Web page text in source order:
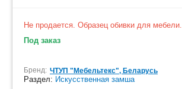
Не продается. Образец обивки для мебели.
Под заказ
Бренд: ЧТУП "Мебельтекс", Беларусь
Раздел: Искусственная замша